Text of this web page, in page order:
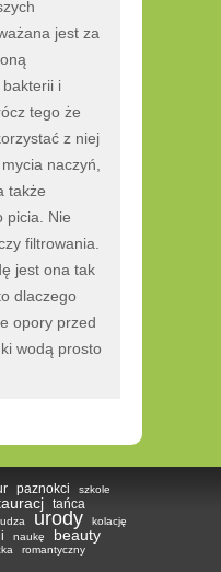
jest za
bakterii i
tego że
z niej
naczyń,
także
picia. Nie
filtrowania.
jest ona tak
dlaczego
opory przed
wodą prosto
paznokci szkole
tańca
urody kolację
naukę beauty
romantyczny